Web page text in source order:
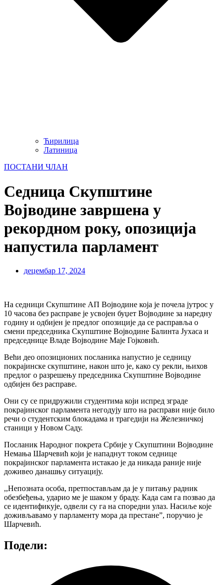
Ћирилица
Латиница
ПОСТАНИ ЧЛАН
Седница Скупштине
Војводине завршена у
рекордном року, опозиција
напустила парламент
децембар 17, 2024
На седници Скупштине АП Војводине која је почела јутрос у
10 часова без расправе је усвојен буџет Војводине за наредну
годину и одбијен је предлог опозиције да се расправља о
смени председника Скупштине Војводине Балинта Јухаса и
председнице Владе Војводине Маје Гојковић.
Већи део опозиционих посланика напустио је седницу
покрајинске скупштине, након што је, како су рекли, њихов
предлог о разрешењу председника Скупштине Војводине
одбијен без расправе.
Они су се придружили студентима који испред зграде
покрајинског парламента негодују што на расправи није било
речи о студентским блокадама и трагедији на Железничкој
станици у Новом Саду.
Посланик Народног покрета Србије у Скупштини Војводине
Немања Шарчевић који је нападнут током седнице
покрајинског парламента истакао је да никада раније није
доживео данашњу ситуацију.
,,Непозната особа, претпостављам да је у питању радник
обезбеђења, ударио ме је шаком у браду. Када сам га позвао да
се идентификује, одвели су га на споредни улаз. Насиље које
доживљавамо у парламенту мора да престане”, поручио је
Шарчевић.
Подели: